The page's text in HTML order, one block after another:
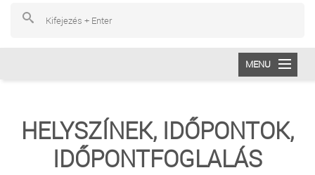
MENU
VÉRADÁS
HELYSZÍNEK, IDŐPONTOK,
IDŐPONTFOGLALÁS